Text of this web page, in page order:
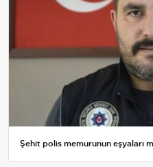
Şehit polis memurunun eşyaları